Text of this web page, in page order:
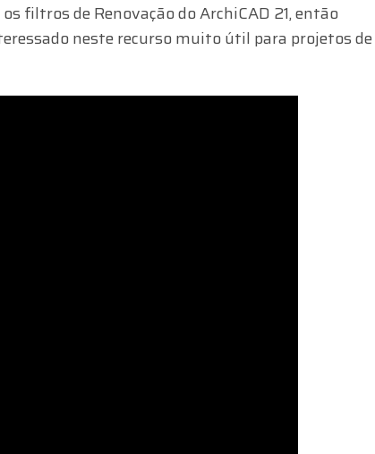
filtros de Renovação do ArchiCAD 21, então
neste recurso muito útil para projetos de